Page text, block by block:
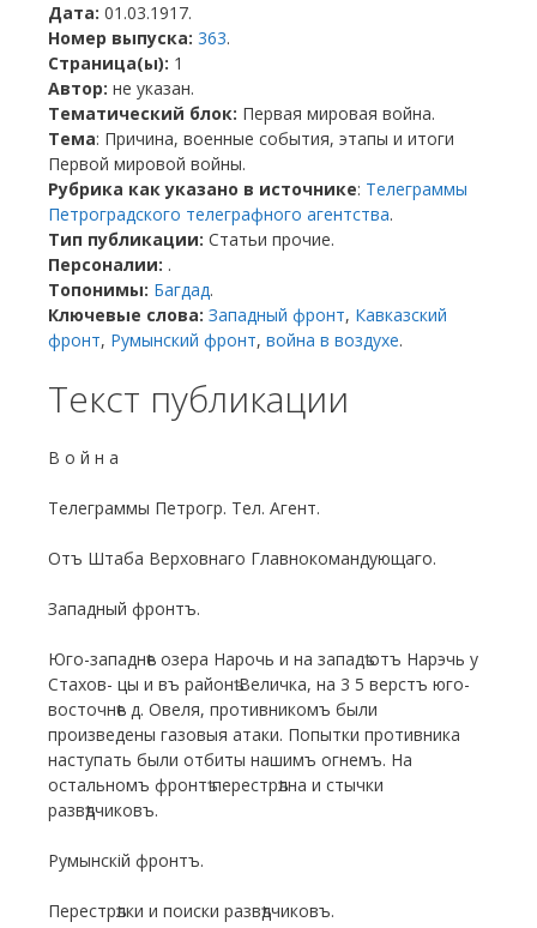
Дата: 01.03.1917.
Номер выпуска: 363.
Страница(ы): 1
Автор: не указан.
Тематический блок: Первая мировая война.
Тема: Причина, военные события, этапы и итоги
Первой мировой войны.
Рубрика как указано в источнике: Телеграммы
Петроградского телеграфного агентства.
Тип публикации: Статьи прочие.
Персоналии: .
Топонимы: Багдад.
Ключевые слова: Западный фронт, Кавказский
фронт, Румынский фронт, война в воздухе.
Текст публикации
В о й н а
Телеграммы Петрогр. Тел. Агент.
Отъ Штаба Верховнаго Главнокомандующаго.
Западный фронтъ.
Юго-западнѣе озера Нарочь и на западѣ отъ Нарэчь у
Стахов- цы и въ районѣ Величка, на 3 5 верстъ юго-
восточнѣе д. Овеля, противникомъ были
произведены газовыя атаки. Попытки противника
наступать были отбиты нашимъ огнемъ. На
остальномъ фронтѣ перестрѣлна и стычки
развѣдчиковъ.
Румынскій фронтъ.
Перестрѣлки и поиски развѣдчиковъ.